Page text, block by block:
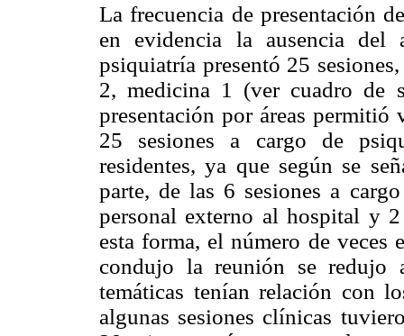
La frecuencia de presentación
en evidencia la ausencia del
psiquiatría presentó 25
2, medicina 1 (ver cuadro de
presentación por áreas
25 sesiones a cargo de
residentes, ya que según se
parte, de las 6 sesiones a
personal externo al hospital y
esta forma, el número de
condujo la reunión se redujo
temáticas tenían relación con
algunas sesiones clínicas